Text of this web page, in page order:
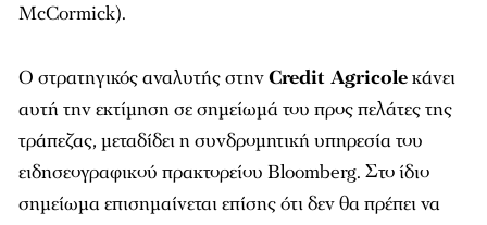
McCormick).
Ο στρατηγικός αναλυτής στηνCredit Agricoleκάνει
αυτή την εκτίμηση σε σημείωμά του προς πελάτες της
τράπεζας, μεταδίδει η συνδρομητική υπηρεσία του
ειδησεογραφικού πρακτορείου Bloomberg. Στο ίδιο
σημείωμα επισημαίνεται επίσης ότι δεν θα πρέπει να